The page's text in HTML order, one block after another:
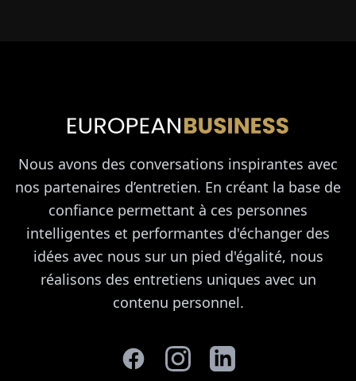
Nous avons des conversations inspirantes avec
nos partenaires d’entretien. En créant la base de
confiance permettant à ces personnes
intelligentes et performantes d'échanger des
idées avec nous sur un pied d'égalité, nous
réalisons des entretiens uniques avec un
contenu personnel.